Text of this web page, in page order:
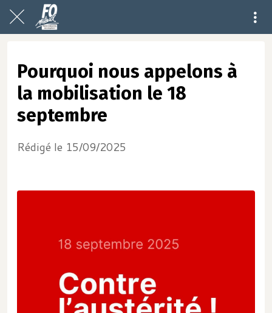
Pourquoi nous appelons à
la mobilisation le 18
septembre
Rédigé le 15/09/2025